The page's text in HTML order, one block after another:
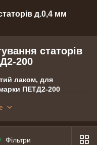
д.0,4 мм
статорів
200
лаком, для
ПЕТД2-200
Фільтри